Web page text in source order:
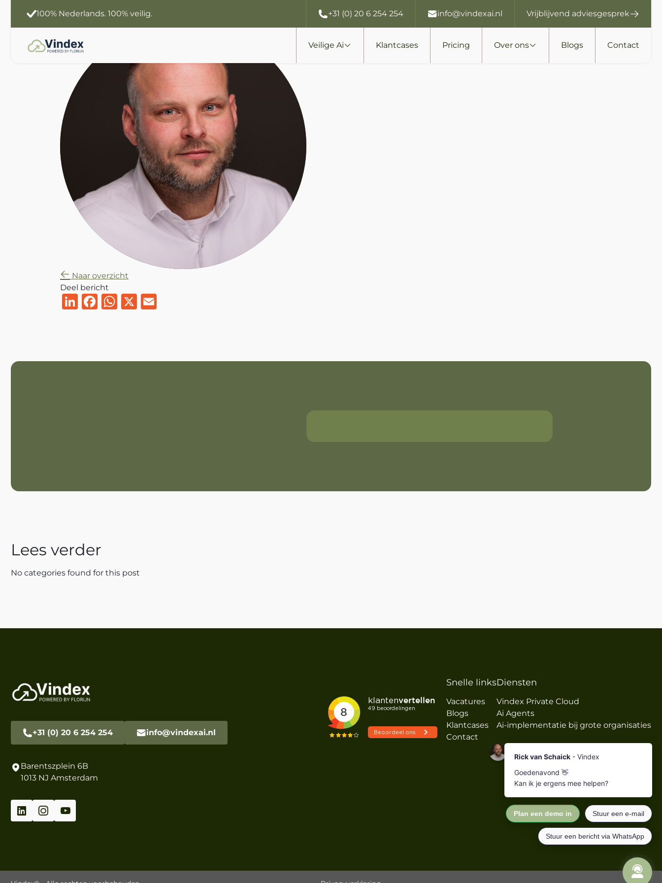
100% Nederlands. 100% veilig.
Slimmer werken
Jouw data. Jouw Ai.
+31 (0) 20 6 254 254 info@vindexai.nl Vrijblijvend adviesgesprek
Veilige Ai Klantcases Pricing Over ons Blogs Contact
Naar overzicht
Deel bericht
LinkedIn
Facebook
WhatsApp
X
Lees verder
No categories found for this post
+31 (0) 20 6 254 254 info@vindexai.nl
Barentszplein 6B
1013 NJ Amsterdam
Snelle links
Vacatures
Blogs
Klantcases
Contact
Diensten
Vindex Private Cloud
Ai Agents
Ai-implementatie bij grote organisaties